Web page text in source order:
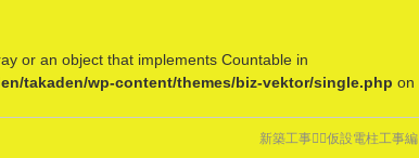
or an object that implements Countable in
takaden/wp-content/themes/biz-vektor/single.php on
新築工事👷‍♂️仮設電柱工事編